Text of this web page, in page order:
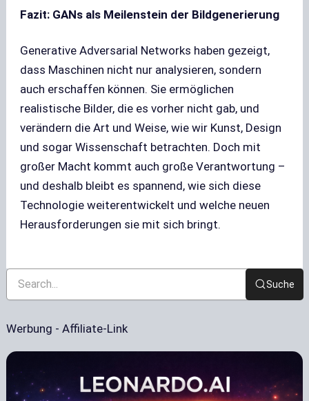
Fazit: GANs als Meilenstein der Bildgenerierung
Generative Adversarial Networks haben gezeigt,
dass Maschinen nicht nur analysieren, sondern
auch erschaffen können. Sie ermöglichen
realistische Bilder, die es vorher nicht gab, und
verändern die Art und Weise, wie wir Kunst, Design
und sogar Wissenschaft betrachten. Doch mit
großer Macht kommt auch große Verantwortung –
und deshalb bleibt es spannend, wie sich diese
Technologie weiterentwickelt und welche neuen
Herausforderungen sie mit sich bringt.
Suche
Werbung - Affiliate-Link